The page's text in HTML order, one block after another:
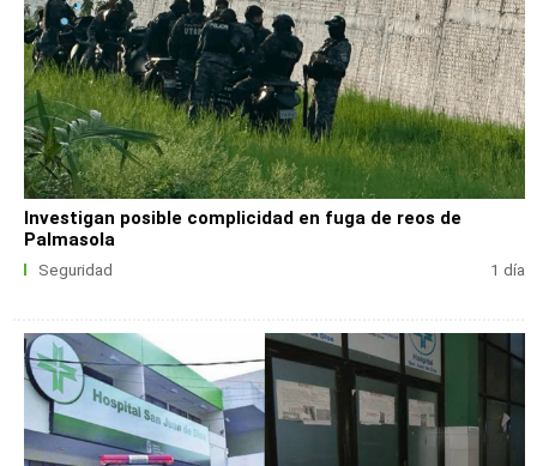
Investigan posible complicidad en fuga de reos de
Palmasola
Seguridad 1 día